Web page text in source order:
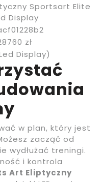
Sportsart Elite
Display
zł
Display)
w plan, który jest
zacząć od
wydłużać treningi.
i kontrola
Art Eliptyczny